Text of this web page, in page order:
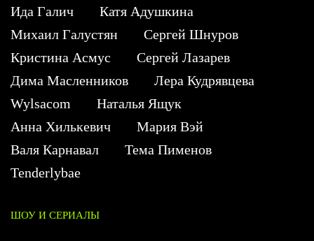
Ида Галич
Катя Адушкина
Михаил Галустян
Сергей Шнуров
Кристина Асмус
Сергей Лазарев
Дима Масленников
Лера Кудрявцева
Wylsacom
Наталья Ящук
Анна Хилькевич
Мария Вэй
Валя Карнавал
Тема Пименов
Tenderlybae
ШОУ И СЕРИАЛЫ